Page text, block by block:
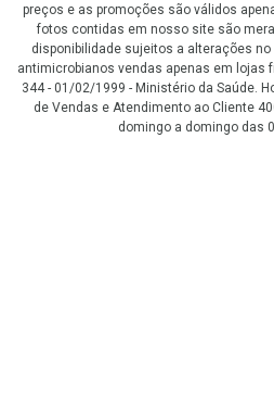
preços e as promoções são válidos
fotos contidas em nosso site são
disponibilidade sujeitos a alterações
antimicrobianos vendas apenas em lojas
344 - 01/02/1999 - Ministério da Saúde.
de Vendas e Atendimento ao Cliente
domingo a domingo das